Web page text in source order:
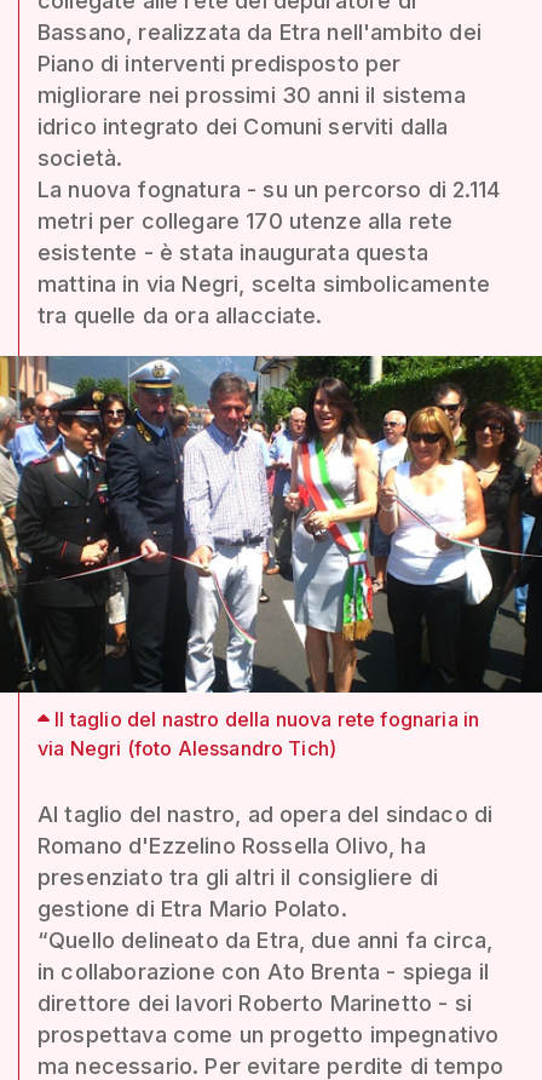
Bassano, realizzata da Etra nell'ambito dei
Piano di interventi predisposto per
migliorare nei prossimi 30 anni il sistema
idrico integrato dei Comuni serviti dalla
società.
La nuova fognatura - su un percorso di 2.114
metri per collegare 170 utenze alla rete
esistente - è stata inaugurata questa
mattina in via Negri, scelta simbolicamente
tra quelle da ora allacciate.
Il taglio del nastro della nuova rete fognaria in
via Negri (foto Alessandro Tich)
Al taglio del nastro, ad opera del sindaco di
Romano d'Ezzelino Rossella Olivo, ha
presenziato tra gli altri il consigliere di
gestione di Etra Mario Polato.
“Quello delineato da Etra, due anni fa circa,
in collaborazione con Ato Brenta - spiega il
direttore dei lavori Roberto Marinetto - si
prospettava come un progetto impegnativo
ma necessario. Per evitare perdite di tempo